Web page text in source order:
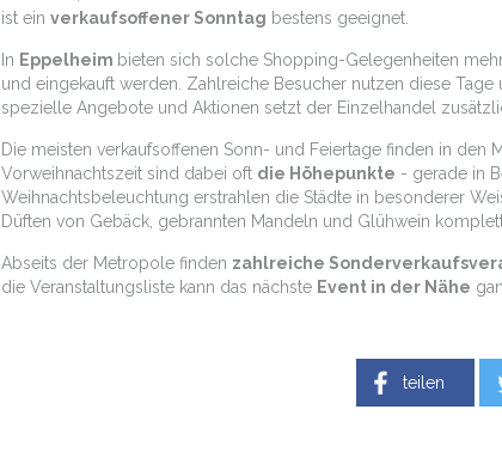
ist ein verkaufsoffener Sonntag bestens geeignet.
In Eppelheim bieten sich solche Shopping-Gelegenheiten
und eingekauft werden. Zahlreiche Besucher nutzen diese Tage
spezielle Angebote und Aktionen setzt der Einzelhandel
Die meisten verkaufsoffenen Sonn- und Feiertage finden in den
Vorweihnachtszeit sind dabei oft die Höhepunkte - gerade in
Weihnachtsbeleuchtung erstrahlen die Städte in besonderer
Düften von Gebäck, gebrannten Mandeln und Glühwein
Abseits der Metropole finden zahlreiche
die Veranstaltungsliste kann das nächste Event in der Nähe
teilen